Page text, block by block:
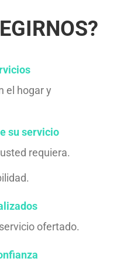
el hogar y
su servicio
requiera.
ofertado.